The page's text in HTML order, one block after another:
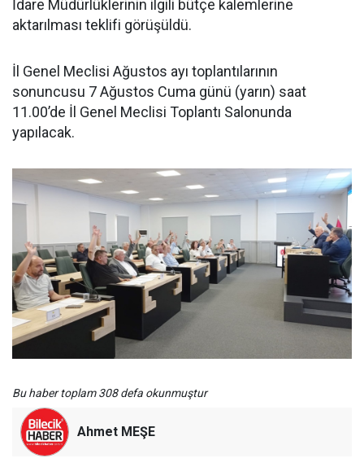
İdare Müdürlüklerinin ilgili bütçe kalemlerine
aktarılması teklifi görüşüldü.
İl Genel Meclisi Ağustos ayı toplantılarının
sonuncusu 7 Ağustos Cuma günü (yarın) saat
11.00’de İl Genel Meclisi Toplantı Salonunda
yapılacak.
Bu haber toplam 308 defa okunmuştur
Ahmet MEŞE